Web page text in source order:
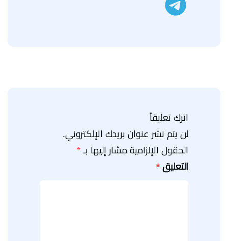
اترك تعليقاً
لن يتم نشر عنوان بريدك الإلكتروني.
الحقول الإلزامية مشار إليها بـ *
التعليق *